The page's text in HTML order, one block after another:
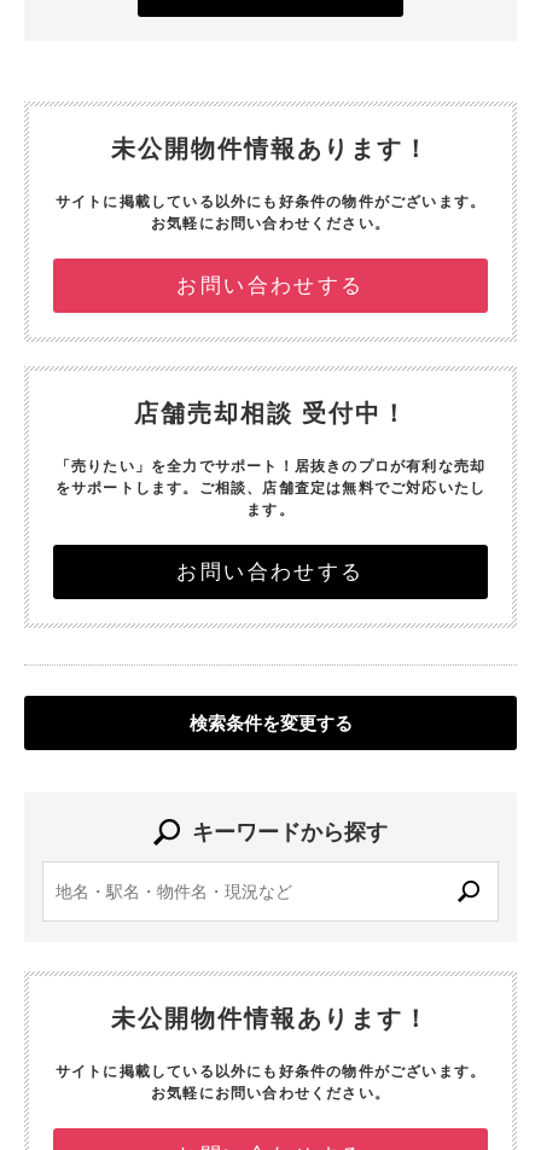
未公開物件情報あります！
サイトに掲載している以外にも好条件の物件がございます。
お気軽にお問い合わせください。
お問い合わせする
店舗売却相談 受付中！
「売りたい」を全力でサポート！ 居抜きのプロが有利な売却
をサポートします。 ご相談、店舗査定は無料でご対応いたし
ます。
お問い合わせする
検索条件を変更する
キーワードから探す
未公開物件情報あります！
サイトに掲載している以外にも好条件の物件がございます。
お気軽にお問い合わせください。